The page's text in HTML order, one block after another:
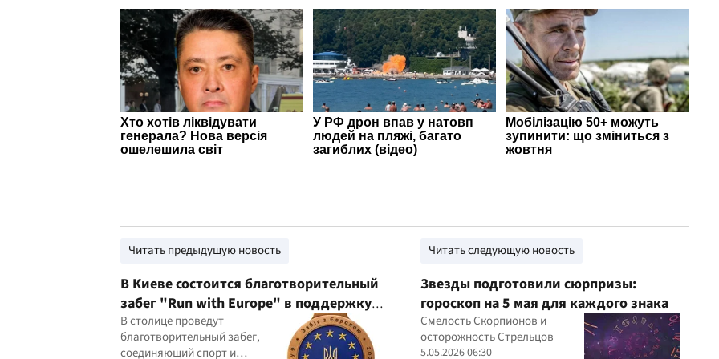
Читать предыдущую новость
В Киеве состоится благотворительный
забег "Run with Europe" в поддержку
военных
В столице проведут
благотворительный забег,
соединяющий спорт и
Читать следующую новость
Звезды подготовили сюрпризы:
гороскоп на 5 мая для каждого знака
Смелость Скорпионов и
осторожность Стрельцов
5.05.2026 06:30